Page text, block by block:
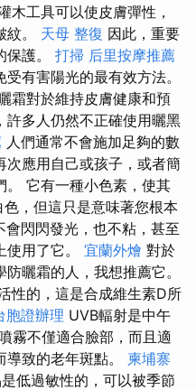
木工具可以使皮膚彈性，
。 天母 整復 因此，重要
護。 打掃 后里按摩推薦
有害陽光的最有效方法。
霜對於維持皮膚健康和預
許多人仍然不正確使用曬黑
人們通常不會施加足夠的數
應用自己或孩子，或者簡
。 它有一種小色素，使其
色，但這只是意味著您根本
會閃閃發光，也不粘，甚至
用了它。 宜蘭外燴 對於
曬霜的人，我想推薦它。
性的，這是合成維生素D所
胞證辦理 UVB輻射是中午
霧不僅適合臉部，而且適
致的老年斑點。 柬埔寨
低過敏性的，可以被季節